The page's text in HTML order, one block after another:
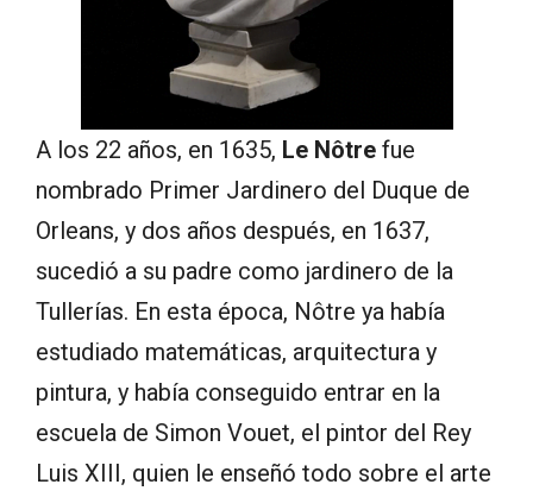
A los 22 años, en 1635, Le Nôtre fue
nombrado Primer Jardinero del Duque de
Orleans, y dos años después, en 1637,
sucedió a su padre como jardinero de la
Tullerías. En esta época, Nôtre ya había
estudiado matemáticas, arquitectura y
pintura, y había conseguido entrar en la
escuela de Simon Vouet, el pintor del Rey
Luis XIII, quien le enseñó todo sobre el arte